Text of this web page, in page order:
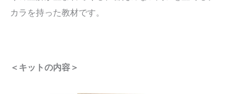
カラを持った教材です。
＜キットの内容＞